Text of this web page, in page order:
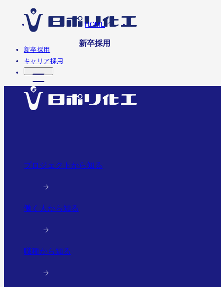
新卒採用
キャリア採用
プロジェクトから知る
働く人から知る
職種から知る
HOME
新卒採用